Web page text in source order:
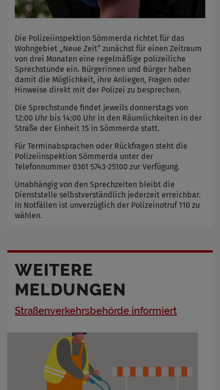
Die Polizeiinspektion Sömmerda richtet für das
Wohngebiet „Neue Zeit“ zunächst für einen Zeitraum
von drei Monaten eine regelmäßige polizeiliche
Sprechstunde ein. Bürgerinnen und Bürger haben
damit die Möglichkeit, ihre Anliegen, Fragen oder
Hinweise direkt mit der Polizei zu besprechen.
Die Sprechstunde findet jeweils donnerstags von
12:00 Uhr bis 14:00 Uhr in den Räumlichkeiten in der
Straße der Einheit 15 in Sömmerda statt.
Für Terminabsprachen oder Rückfragen steht die
Polizeiinspektion Sömmerda unter der
Telefonnummer 0361 5743-25100 zur Verfügung.
Unabhängig von den Sprechzeiten bleibt die
Dienststelle selbstverständlich jederzeit erreichbar.
In Notfällen ist unverzüglich der Polizeinotruf 110 zu
wählen.
WEITERE
MELDUNGEN
Straßenverkehrsbehörde informiert